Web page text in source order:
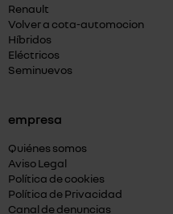
Renault
Volver a cota-automocion
Híbridos
Eléctricos
Seminuevos
empresa
Quiénes somos
Aviso Legal
Política de cookies
Política de Privacidad
Canal de denuncias